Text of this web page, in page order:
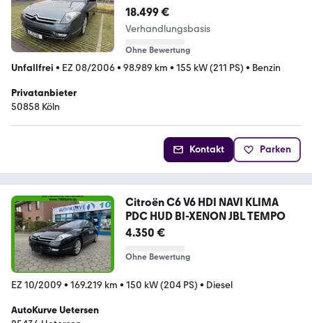
18.499 €
Verhandlungsbasis
Ohne Bewertung
Unfallfrei • EZ 08/2006• 98.989 km • 155 kW (211 PS) • Benzin
Privatanbieter
50858 Köln
Kontakt Parken
Citroën C6 V6 HDI NAVI KLIMA
PDC HUD BI-XENON JBL TEMPO
4.350 €
Ohne Bewertung
EZ 10/2009 • 169.219 km • 150 kW (204 PS) • Diesel
AutoKurve Uetersen